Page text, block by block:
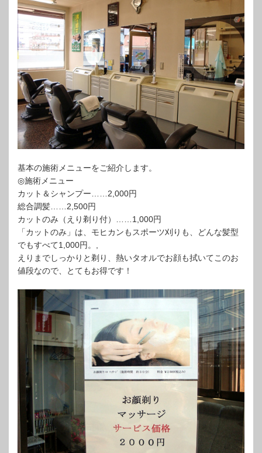
基本の施術メニューをご紹介します。
◎施術メニュー
カット＆シャンプー……2,000円
総合調髪……2,500円
カットのみ（えり剃り付）……1,000円
「カットのみ」は、モヒカンもスポーツ刈りも、どんな髪型
でもすべて1,000円。,
えりまでしっかりと剃り、熱いタオルでお顔も拭いてこのお
値段なので、とてもお得です！